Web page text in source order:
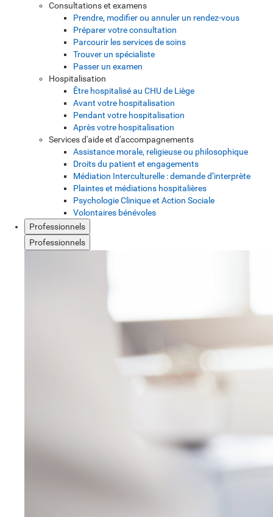
Consultations et examens
Prendre, modifier ou annuler un rendez-vous
Préparer votre consultation
Parcourir les services de soins
Trouver un spécialiste
Passer un examen
Hospitalisation
Être hospitalisé au CHU de Liège
Avant votre hospitalisation
Pendant votre hospitalisation
Après votre hospitalisation
Services d'aide et d'accompagnements
Assistance morale, religieuse ou philosophique
Droits du patient et engagements
Médiation Interculturelle : demande d’interprète
Plaintes et médiations hospitalières
Psychologie Clinique et Action Sociale
Volontaires bénévoles
Professionnels
Professionnels